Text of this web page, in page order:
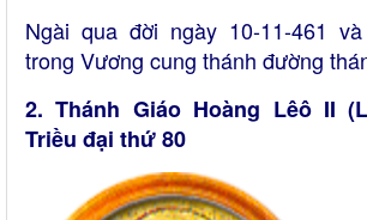
Ngài qua đời ngày 10-11-461
trong Vương cung thánh đường
2. Thánh Giáo Hoàng Lêô II
Triều đại thứ 80